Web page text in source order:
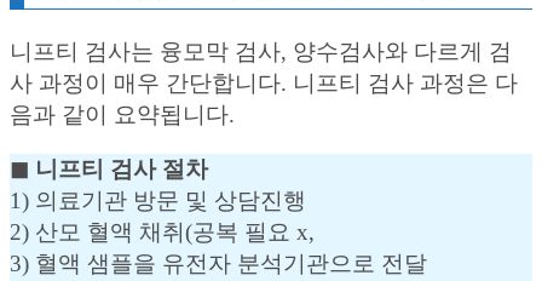
니프티 검사는 융모막 검사, 양수검사와 다르게 검
사 과정이 매우 간단합니다. 니프티 검사 과정은 다
음과 같이 요약됩니다.
◼︎ 니프티 검사 절차
1) 의료기관 방문 및 상담진행
2) 산모 혈액 채취(공복 필요 x,
3) 혈액 샘플을 유전자 분석기관으로 전달